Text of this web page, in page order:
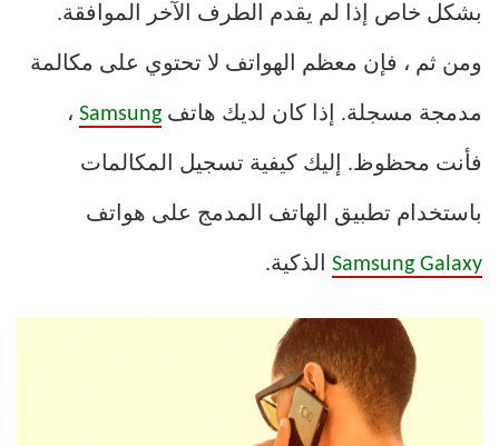
بشكل خاص إذا لم يقدم الطرف الآخر الموافقة.
ومن ثم ، فإن معظم الهواتف لا تحتوي على مكالمة
مدمجة مسجلة. إذا كان لديك هاتف Samsung ،
فأنت محظوظ. إليك كيفية تسجيل المكالمات
باستخدام تطبيق الهاتف المدمج على هواتف
Samsung Galaxy الذكية.